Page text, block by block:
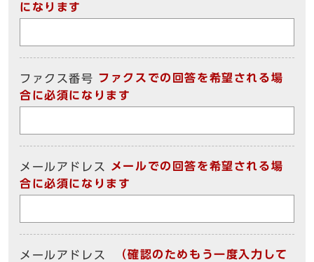
になります
ファクス番号 ファクスでの回答を希望される場
合に必須になります
メールアドレス
メールでの回答を希望される場
合に必須になります
メールアドレス
（確認のためもう一度入力して